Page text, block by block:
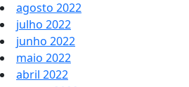
agosto 2022
julho 2022
junho 2022
maio 2022
abril 2022